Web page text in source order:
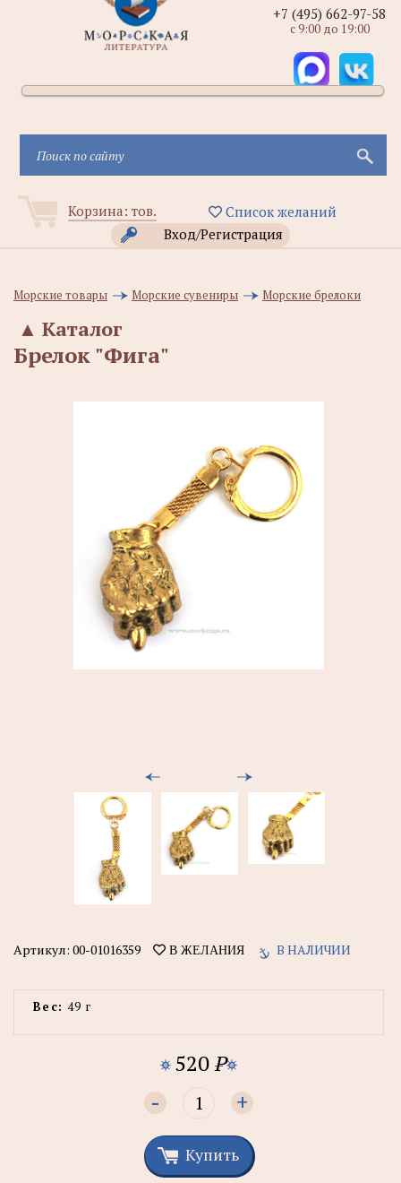
Корзина: тов.
Список желаний
Вход/Регистрация
+7 (495) 662-97-58
с 9:00 до 19:00
Морские товары Морские сувениры Морские брелоки
Каталог
▲
Брелок "Фига"
Артикул: 00-01016359 В ЖЕЛАНИЯ В НАЛИЧИИ
Вес: 49 г
520P
- +
Купить